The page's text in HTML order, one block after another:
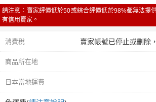
請注意：賣家評價低於50或綜合評價低於98%都無法提
有信用賣家。
消費稅 賣家帳號已停止或刪除
商品所在地
日本當地運費